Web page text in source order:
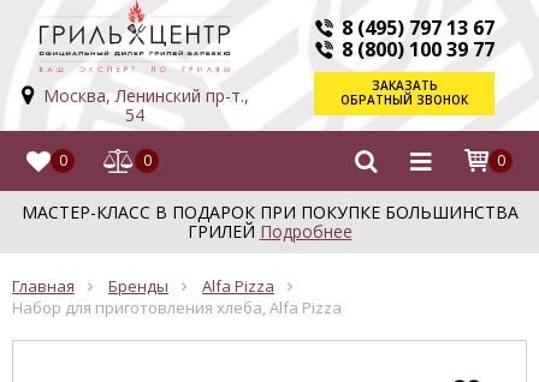
Москва, Ленинский пр-т.,
54
8 (495) 797 13 67
8 (800) 100 39 77
ЗАКАЗАТЬ
ОБРАТНЫЙ ЗВОНОК
0 0 0
МАСТЕР-КЛАСС В ПОДАРОК ПРИ ПОКУПКЕ БОЛЬШИНСТВА
ГРИЛЕЙ Подробнее
Главная Бренды
Alfa Pizza
Набор для приготовления хлеба, Alfa Pizza